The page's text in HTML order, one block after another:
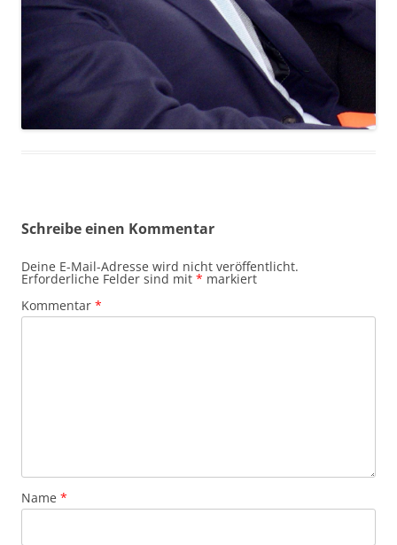
Schreibe einen Kommentar
Deine E-Mail-Adresse wird nicht veröffentlicht.
Erforderliche Felder sind mit * markiert
Kommentar *
Name *